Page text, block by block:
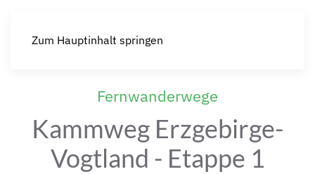
Zum Hauptinhalt springen
Fernwanderwege
Kammweg Erzgebirge-
Vogtland - Etappe 1